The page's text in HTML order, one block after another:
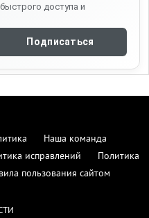
доступа и
Подписаться
Наша команда
исправлений
Политика
пользования сайтом